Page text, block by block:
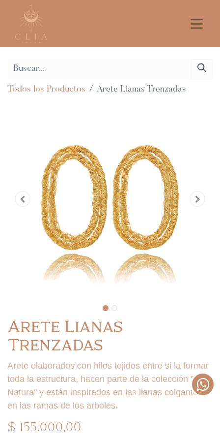
Todos los Productos Arete Lianas Trenzadas
Arete Lianas
Trenzadas
Arete elaborados con hilos tejidos entre si la formar
toda la estructura, hacen parte de la colección "Maxi
Natura" y están inspirados en las lianas colgantes
en las ramas de los arboles.
$155.000,00